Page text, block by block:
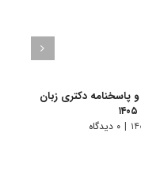
پاسخنامه دکتری زبان‌
| ۰ دیدگاه